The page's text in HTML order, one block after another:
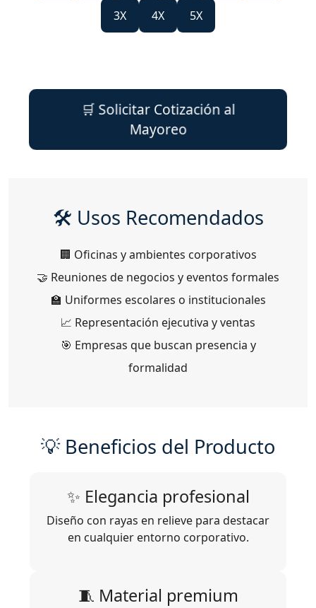
3X 4X 5X
🛒 Solicitar Cotización al
Mayoreo
🛠️ Usos Recomendados
🏢 Oficinas y ambientes corporativos
🤝 Reuniones de negocios y eventos formales
🏫 Uniformes escolares o institucionales
📈 Representación ejecutiva y ventas
🎯 Empresas que buscan presencia y
formalidad
💡 Beneficios del Producto
✨ Elegancia profesional
Diseño con rayas en relieve para destacar
en cualquier entorno corporativo.
🧵 Material premium